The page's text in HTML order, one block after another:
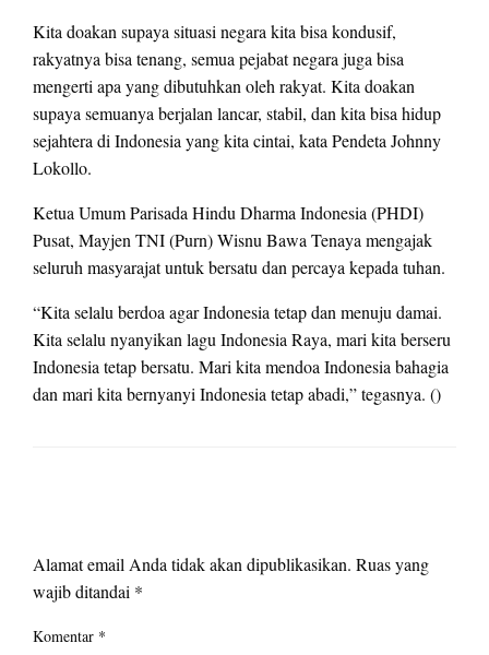
Kita doakan supaya situasi negara kita bisa kondusif,
rakyatnya bisa tenang, semua pejabat negara juga bisa
mengerti apa yang dibutuhkan oleh rakyat. Kita doakan
supaya semuanya berjalan lancar, stabil, dan kita bisa hidup
sejahtera di Indonesia yang kita cintai, kata Pendeta Johnny
Lokollo.
Ketua Umum Parisada Hindu Dharma Indonesia (PHDI)
Pusat, Mayjen TNI (Purn) Wisnu Bawa Tenaya mengajak
seluruh masyarajat untuk bersatu dan percaya kepada tuhan.
“Kita selalu berdoa agar Indonesia tetap dan menuju damai.
Kita selalu nyanyikan lagu Indonesia Raya, mari kita berseru
Indonesia tetap bersatu. Mari kita mendoa Indonesia bahagia
dan mari kita bernyanyi Indonesia tetap abadi,” tegasnya. ()
Alamat email Anda tidak akan dipublikasikan. Ruas yang
wajib ditandai *
Komentar *